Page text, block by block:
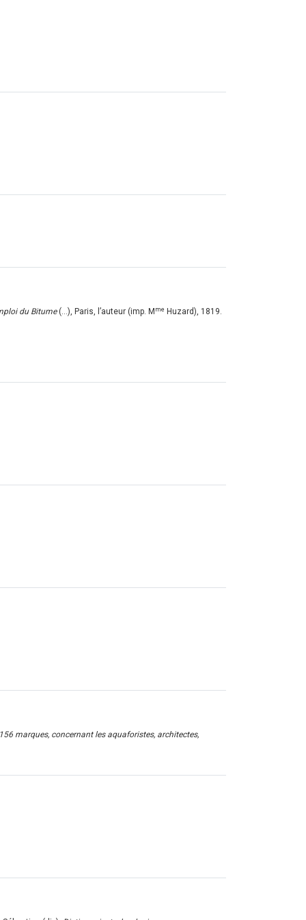
du Bitume(...), Paris, l’auteur (imp. M me Huzard), 1819.
marques, concernant les aquaforistes, architectes,